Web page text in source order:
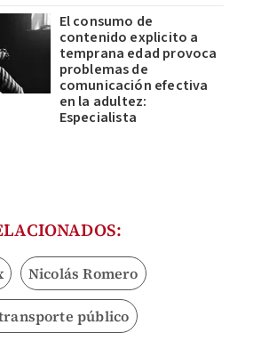
El consumo de
contenido explicito a
temprana edad provoca
problemas de
comunicación efectiva
en la adultez:
Especialista
Nicolás Romero
público